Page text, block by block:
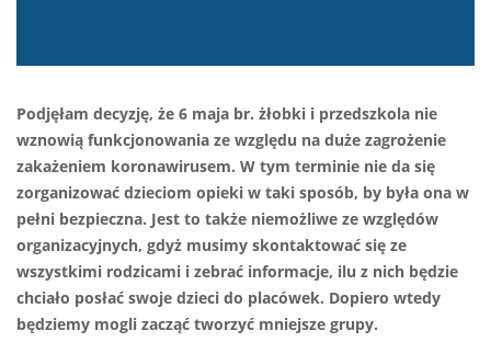
Podjęłam decyzję, że 6 maja br. żłobki i przedszkola nie
wznowią funkcjonowania ze względu na duże zagrożenie
zakażeniem koronawirusem. W tym terminie nie da się
zorganizować dzieciom opieki w taki sposób, by była ona w
pełni bezpieczna. Jest to także niemożliwe ze względów
organizacyjnych, gdyż musimy skontaktować się ze
wszystkimi rodzicami i zebrać informacje, ilu z nich będzie
chciało posłać swoje dzieci do placówek. Dopiero wtedy
będziemy mogli zacząć tworzyć mniejsze grupy.